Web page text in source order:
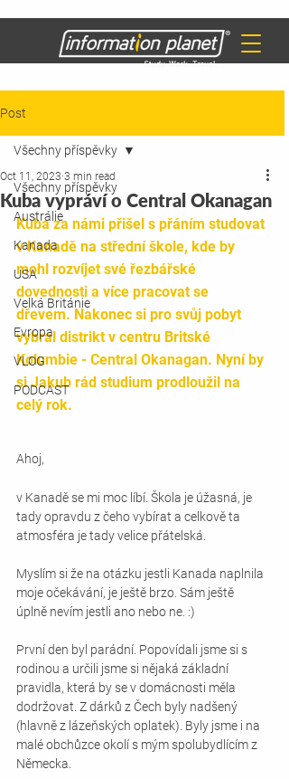
Post
Všechny příspěvky
Austrálie
Kanada
USA
Velká Británie
Evropa
VLOG
PODCAST
Všechny příspěvky
Kuba vypráví o Central Okanagan
Oct 11, 2023 3 min read
Kuba za námi přišel s přáním studovat
v Kanadě na střední škole, kde by
mohl rozvíjet své řezbářské
dovednosti a více pracovat se
dřevem. Nakonec si pro svůj pobyt
vybral distrikt v centru Britské
Kolumbie - Central Okanagan. Nyní by
si Jakub rád studium prodloužil na
celý rok.
Ahoj,
v Kanadě se mi moc líbí. Škola je úžasná, je
tady opravdu z čeho vybírat a celkově ta
atmosféra je tady velice přátelská.
Myslím si že na otázku jestli Kanada naplnila
moje očekávání, je ještě brzo. Sám ještě
úplně nevím jestli ano nebo ne. :)
První den byl parádní. Popovídali jsme si s
rodinou a určili jsme si nějaká základní
pravidla, která by se v domácnosti měla
dodržovat. Z dárků z Čech byly nadšený
(hlavně z lázeňských oplatek). Byly jsme i na
malé obchůzce okolí s mým spolubydlícím z
Německa.